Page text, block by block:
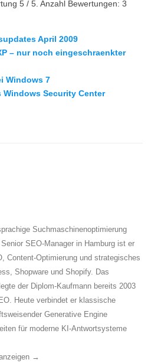
5 / 5. Anzahl Bewertungen: 3
April 2009
– nur noch eingeschraenkter
Windows 7
Security Center
Suchmaschinenoptimierung
SEO-Manager in Hamburg ist er
Content-Optimierung und strategisches
Shopware und Shopify. Das
der Diplom-Kaufmann bereits 2003
Heute verbindet er klassische
Generative Engine
für moderne KI-Antwortsysteme
→